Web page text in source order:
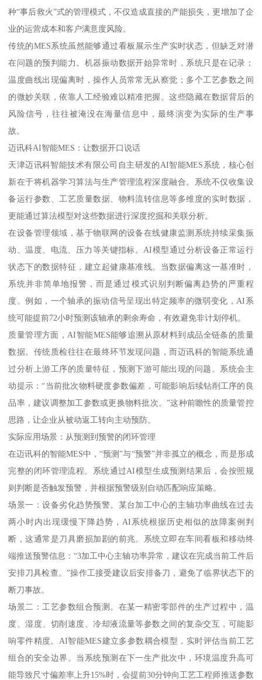
种“事后救火”式的管理模式，不仅造成直接的产能损失，更增加了企
业的运营成本和客户满意度风险。
传统的MES系统虽然能够通过看板展示生产实时状态，但缺乏对潜
在问题的预判能力。机器振动数据开始异常时，系统只是在记录；
温度曲线出现偏离时，操作人员常常无从察觉；多个工艺参数之间
的微妙关联，依靠人工经验难以精准把握。这些隐藏在数据背后的
风险信号，往往被淹没在海量信息中，最终演变为实际的生产事
故。
迈讯科AI智能MES：让数据开口说话
天津迈讯科智能技术有限公司自主研发的AI智能MES系统，核心创
新在于将机器学习算法与生产管理流程深度融合。系统不仅收集设
备运行参数、工艺质量数据、物料流转信息等多维度的实时数据，
更能通过算法模型对这些数据进行深度挖掘和关联分析。
在设备管理领域，基于物联网的设备在线健康监测系统持续采集振
动、温度、电流、压力等关键指标。AI模型通过分析设备正常运行
状态下的数据特征，建立起健康基准线。当数据偏离这一基准时，
系统并非简单地报警，而是通过模式识别判断偏离趋势的严重程
度。例如，一个轴承的振动信号呈现出特定频率的微弱变化，AI系
统可能提前72小时预测该轴承的剩余寿命，有效避免非计划停机。
质量管理方面，AI智能MES能够追溯从原材料到成品全链条的质量
数据。传统质检往往在最终环节发现问题，而迈讯科的智能系统通
过分析上游工序的质量特征，预测下游可能出现的问题。系统会主
动提示：“当前批次物料硬度参数偏差，可能影响后续钻削工序的良
品率，建议调整加工参数或更换物料批次。”这种前瞻性的质量管控
思路，让企业从被动返工转向主动预防。
实际应用场景：从预测到预警的闭环管理
在迈讯科的智能MES中，“预测”与“预警”并非孤立的概念，而是形成
完整的闭环管理流程。系统通过AI模型生成预测结果后，会按照规
则判断是否触发预警，并根据预警级别自动匹配响应策略。
场景一：设备劣化趋势预警。某台加工中心的主轴功率曲线在过去
两小时内出现缓慢下降趋势，AI系统根据历史相似的故障案例判
断，这通常是刀具磨损加剧的前兆。系统立即在车间看板和移动终
端推送预警信息：“3加工中心主轴功率异常，建议在完成当前工件后
安排刀具检查。”操作工接受建议后安排备刀，避免了临界状态下的
断刀事故。
场景二：工艺参数组合预测。在某一精密零部件的生产过程中，温
度、湿度、切削速度、冷却液流量等参数之间的复杂交互，可能影
响零件精度。AI智能MES建立多参数耦合模型，实时评估当前工艺
组合的安全边界。当系统预测在下一生产批次中，环境温度升高可
能导致尺寸偏差率上升15%时，会提前30分钟向工艺工程师推送参数